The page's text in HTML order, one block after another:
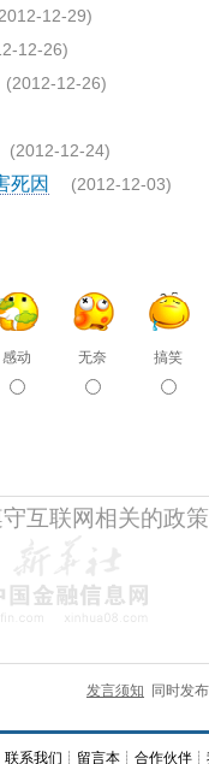
12-29)
12-26)
(2012-12-26)
(2012-12-24)
死因 (2012-12-03)
感动 无奈 搞笑
发言须知 同时发
联系我们 ┊ 留言本 ┊合作伙伴 ┊